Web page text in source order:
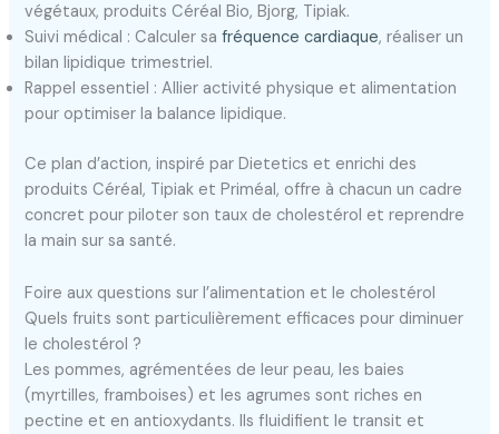
végétaux, produits Céréal Bio, Bjorg, Tipiak.
Suivi médical : Calculer safréquence cardiaque, réaliser un
bilan lipidique trimestriel.
Rappel essentiel : Allier activité physique et alimentation
pour optimiser la balance lipidique.
Ce plan d’action, inspiré par Dietetics et enrichi des
produits Céréal, Tipiak et Priméal, offre à chacun un cadre
concret pour piloter son taux de cholestérol et reprendre
la main sur sa santé.
Foire aux questions sur l’alimentation et le cholestérol
Quels fruits sont particulièrement efficaces pour diminuer
le cholestérol ?
Les pommes, agrémentées de leur peau, les baies
(myrtilles, framboises) et les agrumes sont riches en
pectine et en antioxydants. Ils fluidifient le transit et